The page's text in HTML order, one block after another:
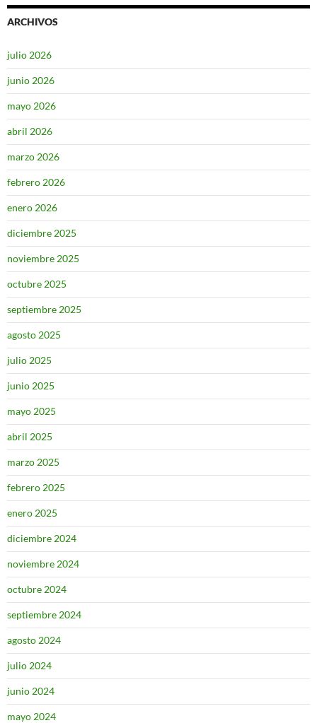
ARCHIVOS
julio 2026
junio 2026
mayo 2026
abril 2026
marzo 2026
febrero 2026
enero 2026
diciembre 2025
noviembre 2025
octubre 2025
septiembre 2025
agosto 2025
julio 2025
junio 2025
mayo 2025
abril 2025
marzo 2025
febrero 2025
enero 2025
diciembre 2024
noviembre 2024
octubre 2024
septiembre 2024
agosto 2024
julio 2024
junio 2024
mayo 2024